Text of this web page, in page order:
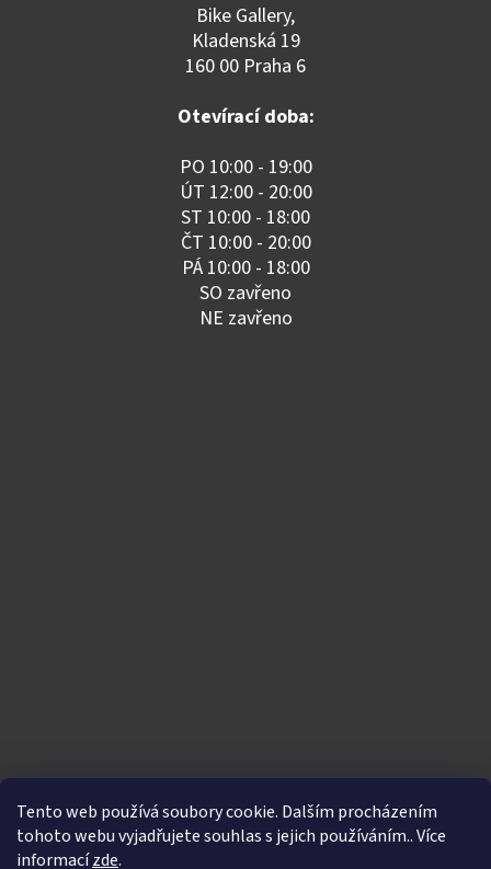
Tento web používá soubory cookie. Dalším procházením
tohoto webu vyjadřujete souhlas s jejich používáním.. Více
informacízde.
Bike Gallery,
Kladenská 19
160 00 Praha 6
Otevírací doba:
PO 10:00 - 19:00
ÚT 12:00 - 20:00
ST 10:00 - 18:00
ČT 10:00 - 20:00
PÁ 10:00 - 18:00
SO zavřeno
NE zavřeno